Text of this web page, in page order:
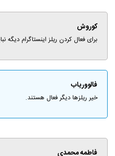
کوروش
برای فعال کردن ریلز اینستاگرام دیگه
فالووریاب
خیر ریلزها دیگر فعال هستند.
فاطمه محمدی